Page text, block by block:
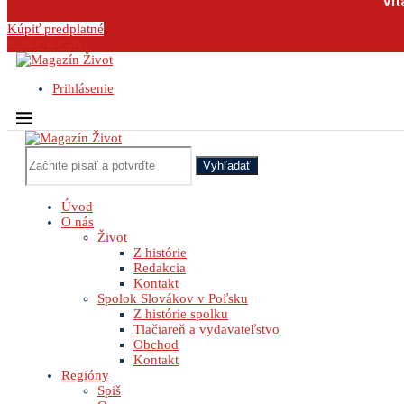
Kúpiť predplatné
Prihlásenie
Vyhľadať
Úvod
O nás
Život
Z histórie
Redakcia
Kontakt
Spolok Slovákov v Poľsku
Z histórie spolku
Tlačiareň a vydavateľstvo
Obchod
Kontakt
Regióny
Spiš